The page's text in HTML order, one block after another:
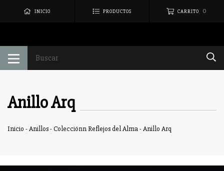
INICIO PRODUCTOS CARRITO 0
Anillo Arq
Inicio -Anillos-Colecciónn Reflejos del Alma-Anillo Arq